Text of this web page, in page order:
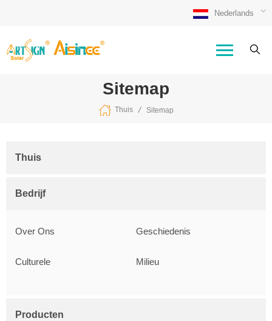
Nederlands
Sitemap
Thuis / Sitemap
Thuis
Bedrijf
Over Ons Geschiedenis
Culturele Milieu
Producten